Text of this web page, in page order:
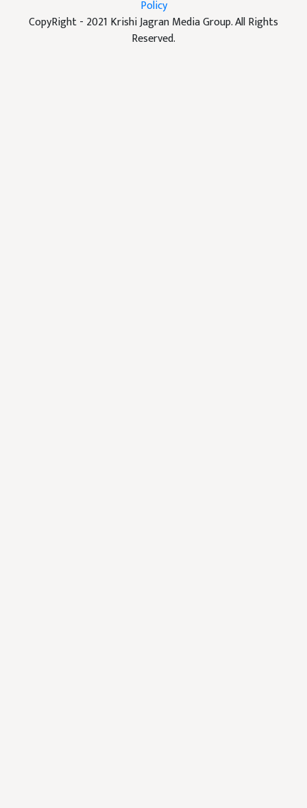
Policy
CopyRight - 2021 Krishi Jagran Media Group. All Rights
Reserved.